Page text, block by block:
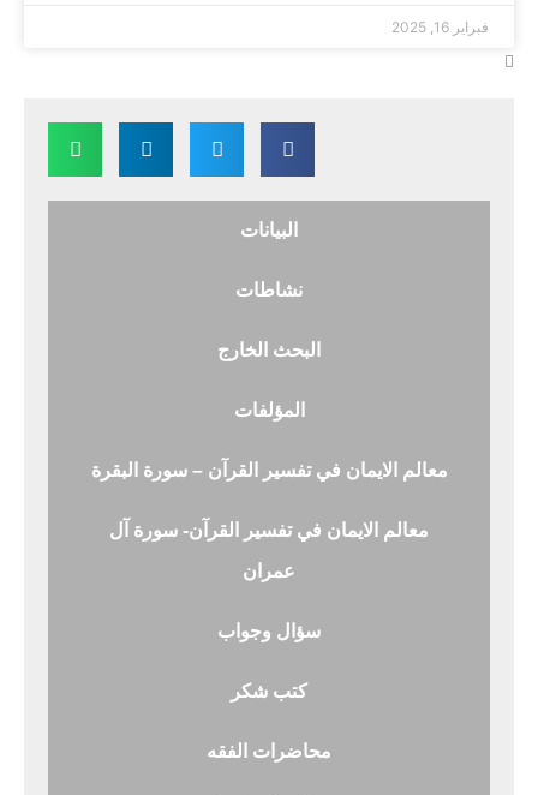
فبراير 16, 2025
البيانات
نشاطات
البحث الخارج
المؤلفات
معالم الايمان في تفسير القرآن – سورة البقرة
معالم الايمان في تفسير القرآن- سورة آل
عمران
سؤال وجواب
كتب شكر
محاضرات الفقه